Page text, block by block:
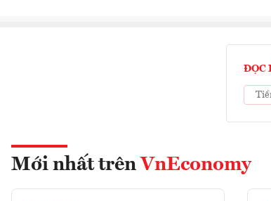
ĐỌC
Mới nhất trên VnEconomy